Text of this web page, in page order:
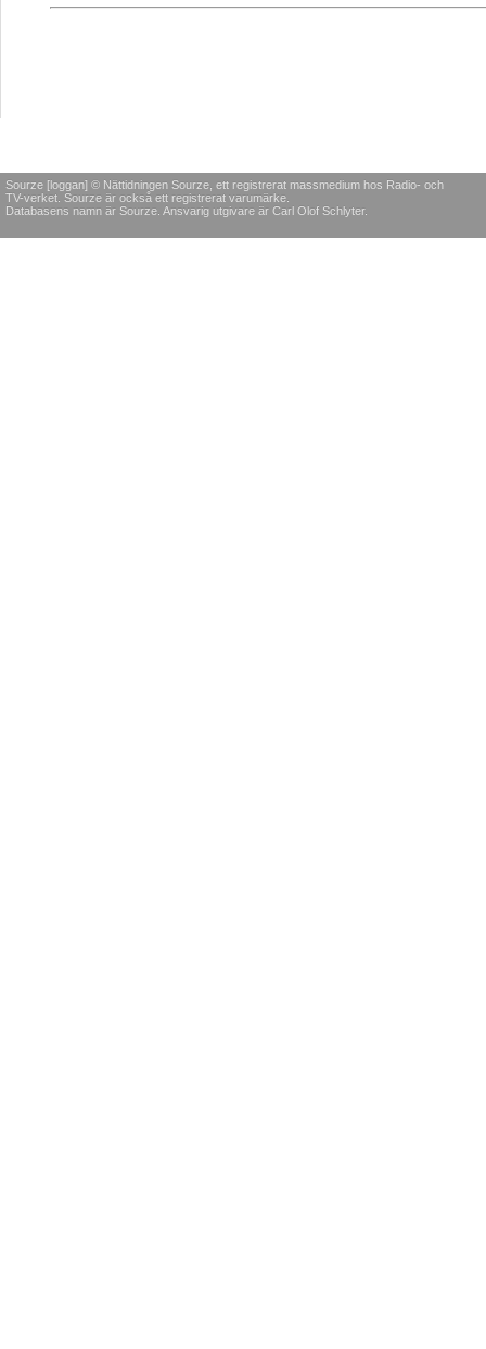
Sourze [loggan] © Nättidningen Sourze, ett registrerat massmedium hos Radio- och
TV-verket. Sourze är också ett registrerat varumärke.
Databasens namn är Sourze. Ansvarig utgivare är Carl Olof Schlyter.